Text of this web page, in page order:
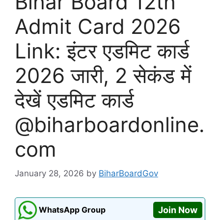
Admit Card 2026
Link: इंटर एडमिट कार्ड
2026 जारी, 2 सेकंड में
देखें एडमिट कार्ड
@biharboardonline.
com
January 28, 2026 by BiharBoardGov
WhatsApp Group Join Now